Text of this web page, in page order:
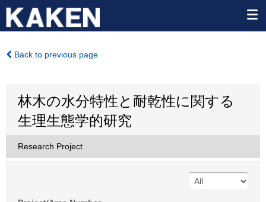
Back to previous page
林木の水分特性と耐乾性に関する
生理生態学的研究
Research Project